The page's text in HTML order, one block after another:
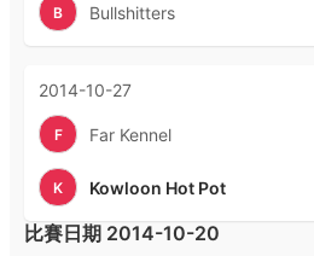
B Bullshitters
2014-10-27
F Far Kennel
K Kowloon Hot Pot
比賽日期 2014-10-20